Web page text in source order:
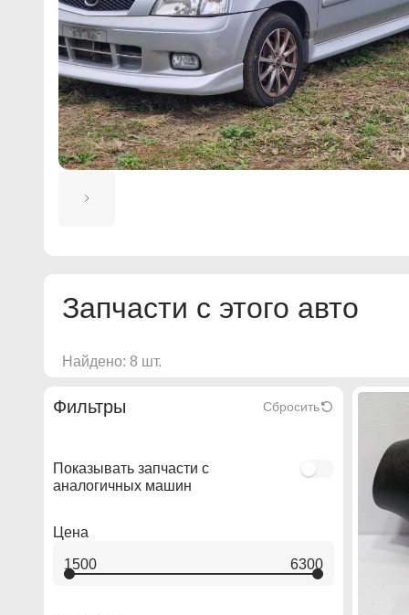
Запчасти с этого авто
Найдено: 8 шт.
Фильтры Сбросить
Показывать запчасти с
аналогичных машин
Цена
1500 6300